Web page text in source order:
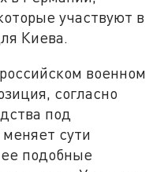
участвуют в
Киева.
военном
согласно
под
сути
подобные